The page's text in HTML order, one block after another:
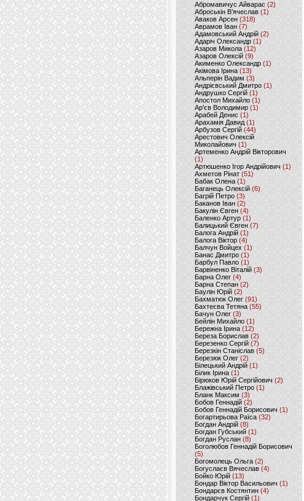
Абромавичус Айварас (2)
Аброськін В’ячеслав(1)
Аваков Арсен (318)
Аврамов Іван (7)
Адамовський Андрій(2)
Адаріч Олександр (1)
Азаров Микола (12)
Азаров Олексій (9)
Акименко Олександр(1)
Акімова Ірина(13)
Альперін Вадим (3)
Андрієвський Дмитро(1)
Андрушко Сергій(1)
Апостол Михайло(1)
Ар'єв Володимир (1)
Арабей Денис(1)
Арахамія Давид (1)
Арбузов Сергій (44)
Арестович Олексій
Миколайович(1)
Артеменко Андрій Вікторович
(1)
Артюшенко Ігор Андрійович(1)
Ахметов Рінат(51)
Бабак Олена(1)
Баганець Олексій(6)
Багрій Петро (3)
Баканов Іван(2)
Бакулін Євген (4)
Баленко Артур(1)
Балицький Євген(7)
Балога Андрій (1)
Балога Віктор (4)
Балчун Войцех (1)
Банас Дмитро (1)
Барбул Павло(1)
Барвіненко Віталій(3)
Барна Олег (4)
Барна Степан (2)
Баулін Юрій (2)
Бахматюк Олег (91)
Бахтеєва Тетяна(55)
Бачун Олег (3)
Бейлін Михайло (1)
Бережна Ірина(12)
Береза Борислав(2)
Березенко Сергій (7)
Березкін Станіслав (5)
Березюк Олег(2)
Білецький Андрій (1)
Білик Ірина (1)
Бірюков Юрій Сергійович (2)
Блажівський Петро (1)
Бланк Максим(3)
Бобов Геннадій (2)
Бобов Геннадій Борисович (1)
Богартирьова Раїса (32)
Богдан Андрій(8)
Богдан Губський (1)
Богдан Руслан(8)
Боголюбов Геннадій Борисович
(5)
Богомолець Ольга (2)
Богуслаєв Вячеслав (4)
Бойко Юрій (13)
Бондар Віктор Васильович (1)
Бондарєв Костянтин (4)
Бондарчук Сергій(1)